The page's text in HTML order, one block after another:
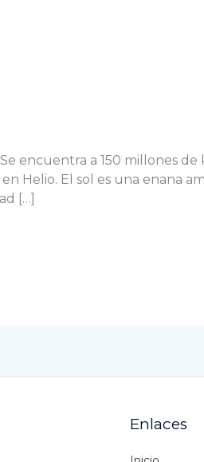
encuentra a 150 millones
Helio. El sol es una enana
[…]
Enlaces